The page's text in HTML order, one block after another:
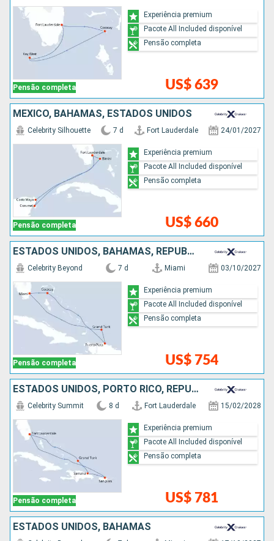
Pensão completa US$ 639
Experiência premium
Pacote All Included disponível
Pensão completa
MÉXICO, BAHAMAS, ESTADOS UNIDOS
Pensão completa
Celebrity Silhouette 7 d Fort Lauderdale 24/01/2027
US$ 660
Experiência premium
Pacote All Included disponível
Pensão completa
ESTADOS UNIDOS, BAHAMAS, REPUBLICA DOMINICANA
Pensão completa
Celebrity Beyond 7 d Miami 03/10/2027
US$ 754
Experiência premium
Pacote All Included disponível
Pensão completa
ESTADOS UNIDOS, PORTO RICO, REPUBLICA DOMINICANA
Pensão completa
Celebrity Summit 8 d Fort Lauderdale 15/02/2028
US$ 781
Experiência premium
Pacote All Included disponível
Pensão completa
ESTADOS UNIDOS, BAHAMAS